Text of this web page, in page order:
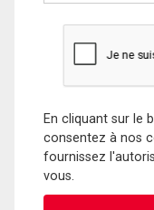
En cliquant sur le
consentez à nos
fournissez
vous.